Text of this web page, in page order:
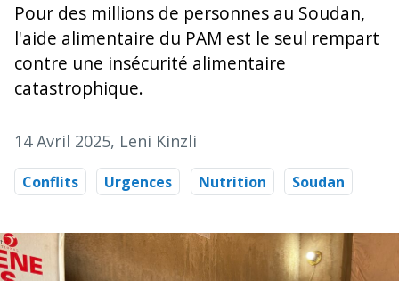
Pour des millions de personnes au Soudan,
l'aide alimentaire du PAM est le seul rempart
contre une insécurité alimentaire
catastrophique.
14 Avril 2025, Leni Kinzli
Conflits Urgences Nutrition Soudan